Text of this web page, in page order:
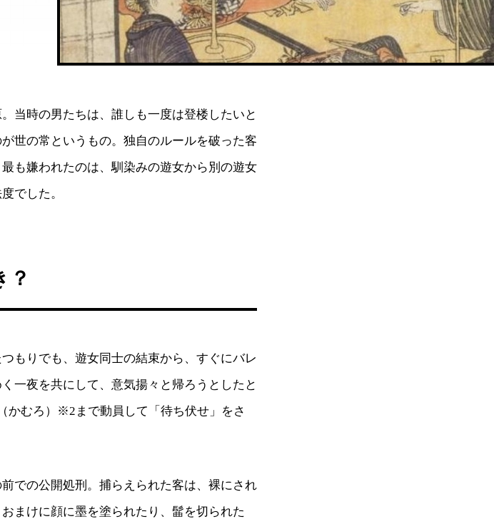
当時の男たちは、誰しも一度は登楼したいと
世の常というもの。独自のルールを破った客
も嫌われたのは、馴染みの遊女から別の遊女
でした。
？
もりでも、遊女同士の結束から、すぐにバレ
一夜を共にして、意気揚々と帰ろうとしたと
かむろ）※2まで動員して「待ち伏せ」をさ
での公開処刑。捕らえられた客は、裸にされ
まけに顔に墨を塗られたり、髷を切られた